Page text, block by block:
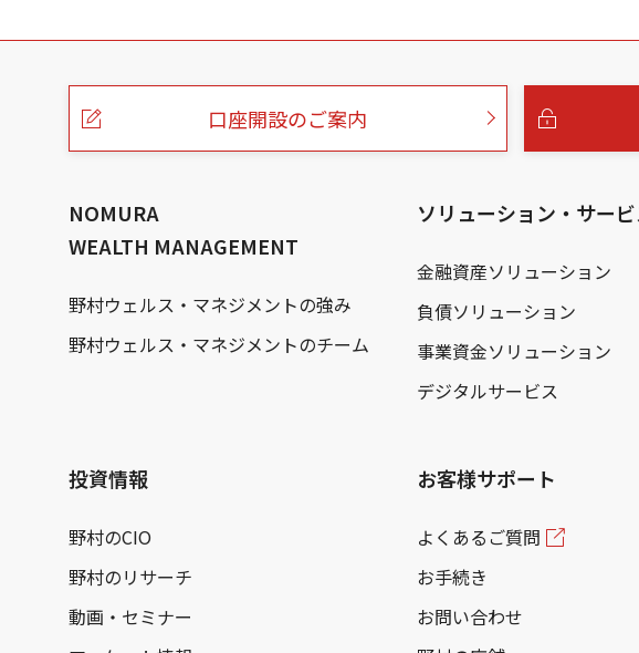
こ
口座開設のご案内
NOMURA
WEALTH MANAGEMENT
野村ウェルス・マネジメントの強み
野村ウェルス・マネジメントのチーム
ソリューション・サービ
金融資産ソリューション
負債ソリューション
事業資金ソリューション
デジタルサービス
投資情報
野村のCIO
野村のリサーチ
動画・セミナー
お客様サポート
よくあるご質問
お手続き
お問い合わせ